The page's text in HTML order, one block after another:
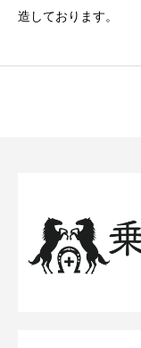
造しております。